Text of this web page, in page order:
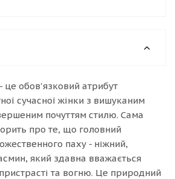
це обов'язковий атрибут
сучасної жінки з вишуканим
почуттям стилю. Сама
про те, що головний
паху - ніжний,
який здавна вважається
та вогню. Це природний